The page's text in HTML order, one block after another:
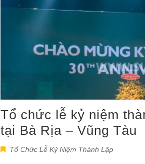
Tổ chức lễ kỷ niệm
tại Bà Rịa – Vũng Tàu
Tổ Chức Lễ Kỷ Niệm Thành Lập